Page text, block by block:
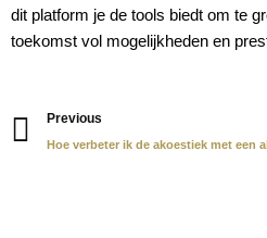
dit platform je de tools biedt om te
toekomst vol mogelijkheden en
Prev
Previous
Hoe verbeter ik de akoestiek met een